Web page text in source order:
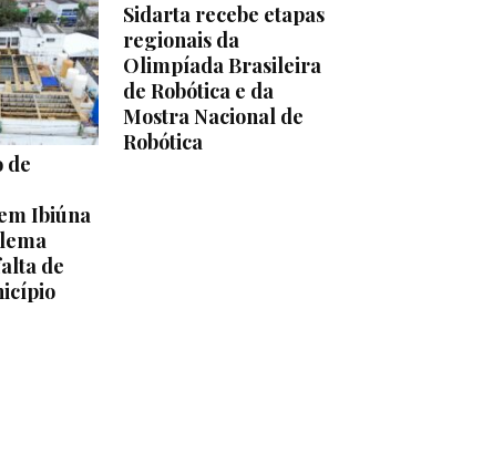
de
Ibiúna
de
Sidarta recebe etapas
regionais da
Olimpíada Brasileira
de Robótica e da
Mostra Nacional de
Robótica